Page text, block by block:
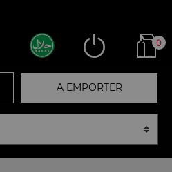
0
A EMPORTER